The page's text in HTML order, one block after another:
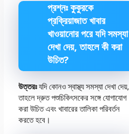
প্রশ্নঃ কুকুরকে
প্রক্রিয়াজাত খাবার
খাওয়ানোর পরে যদি সমস্যা
দেখা দেয়, তাহলে কী করা
উচিত?
উত্তরঃযদি কোনও স্বাস্থ্য সমস্যা দেখা দেয়,
তাহলে দ্রুত পশুচিকিৎসকের সঙ্গে যোগাযোগ
করা উচিত এবং খাবারের তালিকা পরিবর্তন
করতে হবে।